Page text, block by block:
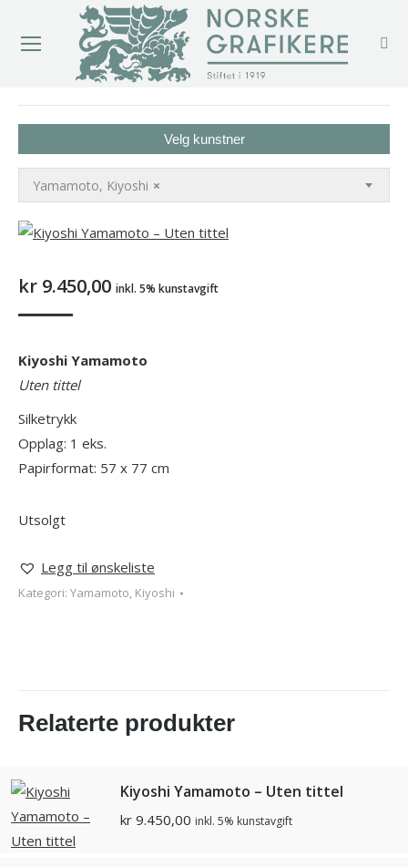
Velg kunstner
×
Yamamoto, Kiyoshi
kr 9.450,00 inkl. 5% kunstavgift
Kiyoshi Yamamoto
Uten tittel
Silketrykk
Opplag: 1 eks.
Papirformat: 57 x 77 cm
Utsolgt
Legg til ønskeliste
Kategori: Yamamoto, Kiyoshi
Relaterte produkter
Kiyoshi Yamamoto – Uten tittel
kr 9.450,00 inkl. 5% kunstavgift